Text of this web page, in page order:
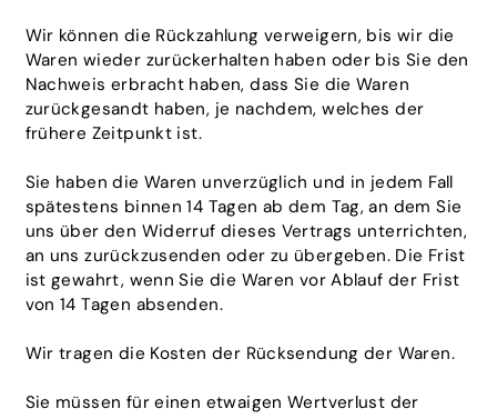
Wir können die Rückzahlung verweigern, bis wir die
Waren wieder zurückerhalten haben oder bis Sie den
Nachweis erbracht haben, dass Sie die Waren
zurückgesandt haben, je nachdem, welches der
frühere Zeitpunkt ist.
Sie haben die Waren unverzüglich und in jedem Fall
spätestens binnen 14 Tagen ab dem Tag, an dem Sie
uns über den Widerruf dieses Vertrags unterrichten,
an unszurückzusenden oder zu übergeben. Die Frist
ist gewahrt, wenn Sie die Waren vor Ablauf der Frist
von 14 Tagen absenden.
Wir tragen die Kosten der Rücksendung der Waren.
Sie müssen für einen etwaigen Wertverlust der